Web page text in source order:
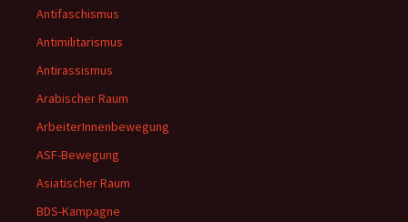
Antifaschismus
Antimilitarismus
Antirassismus
Arabischer Raum
ArbeiterInnenbewegung
ASF-Bewegung
Asiatischer Raum
BDS-Kampagne